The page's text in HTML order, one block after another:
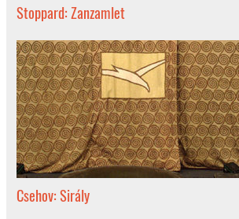
Stoppard: Zanzamlet
Csehov: Sirály